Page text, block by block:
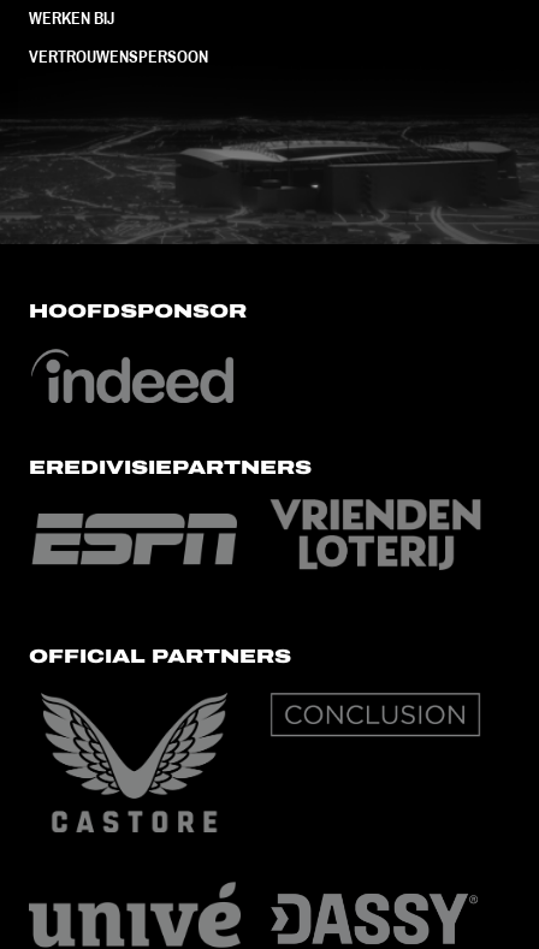
WERKEN BIJ
VERTROUWENSPERSOON
FC Utrecht<br>vanuit<br>het
HOOFDSPONSOR
EREDIVISIEPARTNERS
OFFICIAL PARTNERS